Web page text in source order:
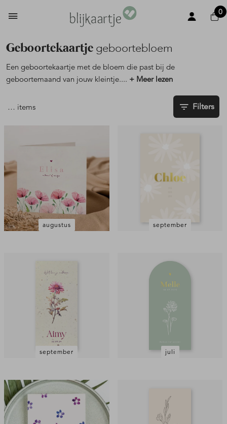
0
Geboortekaartje geboortebloem
Een geboortekaartje met de bloem die past bij de
geboortemaand van jouw kleintje.... + Meer lezen
… items Filters
augustus september
september juli